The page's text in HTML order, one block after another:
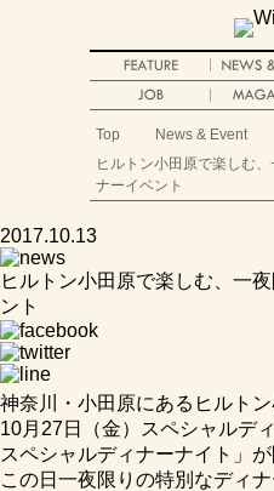
Top
News & Event
ヒルトン小田原で楽しむ
ナーイベント
2017.10.13
ヒルトン小田原で楽しむ、一
ント
神奈川・小田原にあるヒルト
10月27日（金）スペシャルデ
スペシャルディナーナイト」が
この日一夜限りの特別なディ